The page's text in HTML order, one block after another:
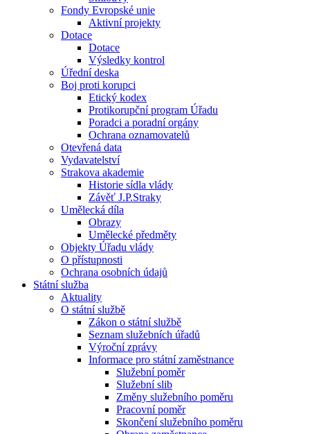
Fondy Evropské unie
Aktivní projekty
Dotace
Dotace
Výsledky kontrol
Úřední deska
Boj proti korupci
Etický kodex
Protikorupční program Úřadu
Poradci a poradní orgány
Ochrana oznamovatelů
Otevřená data
Vydavatelství
Strakova akademie
Historie sídla vlády
Závěť J.P.Straky
Umělecká díla
Obrazy
Umělecké předměty
Objekty Úřadu vlády
O přístupnosti
Ochrana osobních údajů
Státní služba
Aktuality
O státní službě
Zákon o státní službě
Seznam služebních úřadů
Výroční zprávy
Informace pro státní zaměstnance
Služební poměr
Služební slib
Změny služebního poměru
Pracovní poměr
Skončení služebního poměru